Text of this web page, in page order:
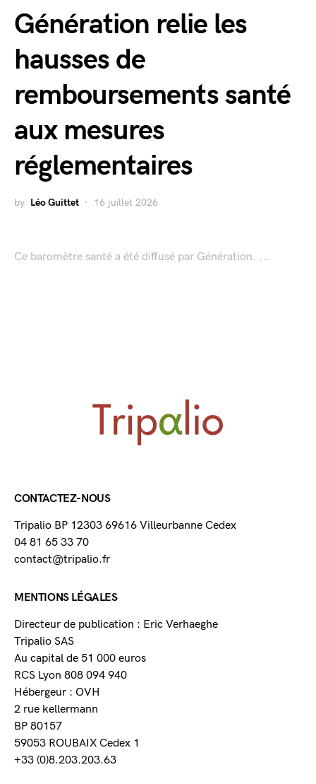
Génération relie les
hausses de
remboursements santé
aux mesures
réglementaires
by Léo Guittet 16 juillet 2026
Ce baromètre santé a été diffusé par Génération. ...
CONTACTEZ-NOUS
Tripalio BP 12303 69616 Villeurbanne Cedex
04 81 65 33 70
contact@tripalio.fr
MENTIONS LÉGALES
Directeur de publication : Eric Verhaeghe
Tripalio SAS
Au capital de 51 000 euros
RCS Lyon 808 094 940
Hébergeur : OVH
2 rue kellermann
BP 80157
59053 ROUBAIX Cedex 1
+33 (0)8.203.203.63